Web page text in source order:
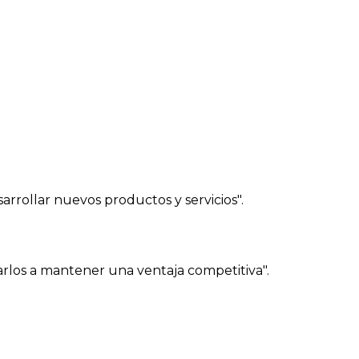
nuevos productos y servicios".
a mantener una ventaja competitiva".